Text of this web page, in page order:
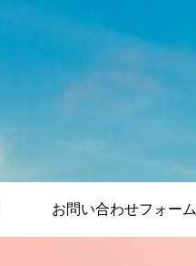
お問い合わせフォーム